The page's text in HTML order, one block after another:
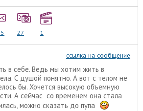
27 1
ссылка на сообщение
в себе. Ведь мы хотим жить в
С душой понятно. А вот с телом не
бы. Хочется высокую объемную
А сейчас со временем она стала
можно сказать до пупа